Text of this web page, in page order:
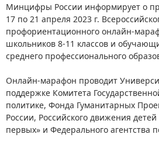
Минцифры России информирует о
17 по 21 апреля 2023 г.
профориентационного онлайн-
школьников 8-11 классов и
среднего профессионального
Онлайн-марафон проводит
поддержке Комитета
политике, Фонда Гуманитарных
России, Российского движения
первых» и Федерального агентства